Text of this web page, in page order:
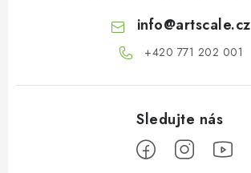
info@artscale.cz
+420 771 202 001​